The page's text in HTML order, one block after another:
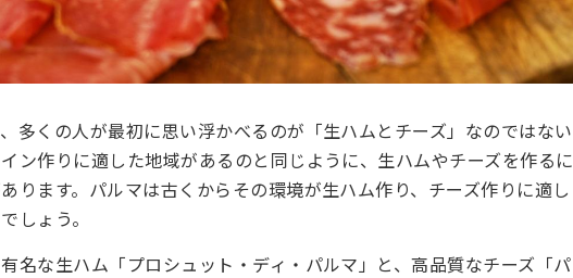
多くの人が最初に思い浮かべるのが「生ハムとチーズ」なのではない
ン作りに適した地域があるのと同じように、生ハムやチーズを作るに
ります。パルマは古くからその環境が生ハム作り、チーズ作りに適し
しょう。
名な生ハム「プロシュット・ディ・パルマ」と、高品質なチーズ「パ